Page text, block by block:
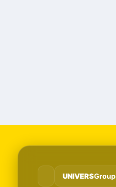
UNIVERSGroup